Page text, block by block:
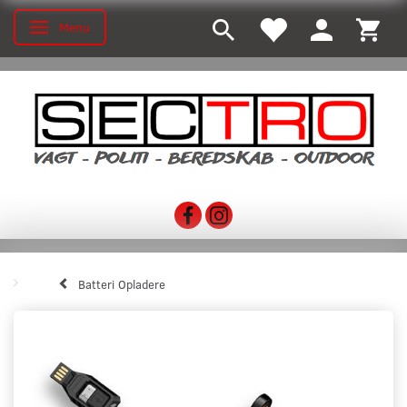
Toggle navigation
Menu
Batteri Opladere